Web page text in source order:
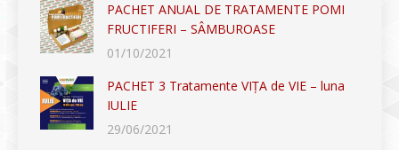
PACHET ANUAL DE TRATAMENTE POMI
FRUCTIFERI – SÂMBUROASE
01/10/2021
PACHET 3 Tratamente VIȚA de VIE – luna
IULIE
29/06/2021